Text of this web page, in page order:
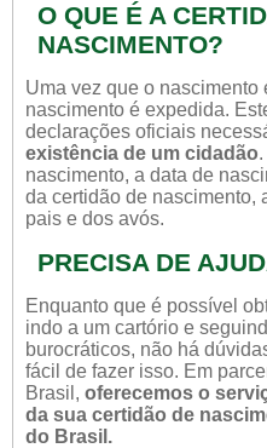
O QUE É A
NASCIMENTO?
Uma vez que o nascimento
nascimento é expedida.
declarações oficiais
existência de um cidadão
nascimento, a data de
da certidão de nascimento,
pais e dos avós.
PRECISA DE
Enquanto que é possível
indo a um cartório e
burocráticos, não há
fácil de fazer isso. Em
Brasil, oferecemos o
da sua certidão de
do Brasil.